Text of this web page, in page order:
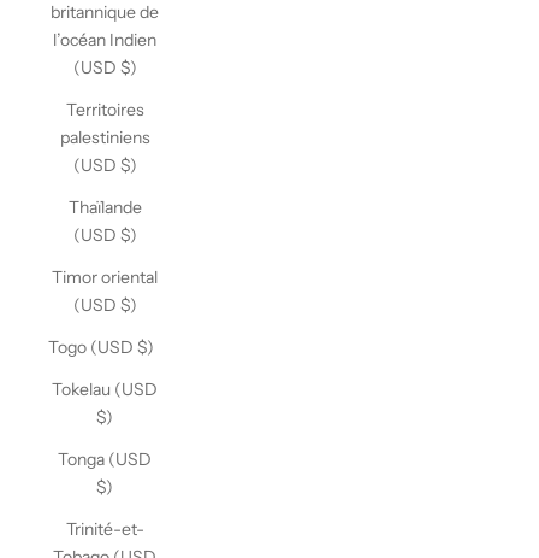
britannique de
l’océan Indien
(USD $)
Territoires
palestiniens
(USD $)
Thaïlande
(USD $)
Timor oriental
(USD $)
Togo (USD $)
Tokelau (USD
$)
Tonga (USD
$)
Trinité-et-